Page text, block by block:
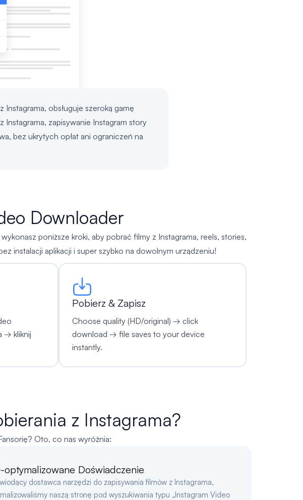
obsługuje szeroką gamę
zapisywanie Instagram story
bez ukrytych opłat ani ograniczeń na
Downloader
poniższe kroki, aby pobrać filmy z Instagrama, reels, stories,
instalacji aplikacji i super szybko na dowolnym urządzeniu!
→ kliknij
Pobierz & Zapisz
Choose quality (HD/original) → click
download → file saves to your device
instantly.
z Instagrama?
Oto, co nas wyróżnia:
optymalizowane Doświadczenie
dostawca narzędzi do zapisywania filmów z Instagrama,
naszą stronę pod wyszukiwania typu „Instagram Video